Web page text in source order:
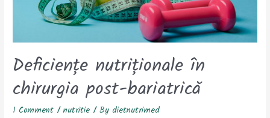
Deficiențe nutriționale în
chirurgia post-bariatrică
1 Comment /nutritie / Bydietnutrimed